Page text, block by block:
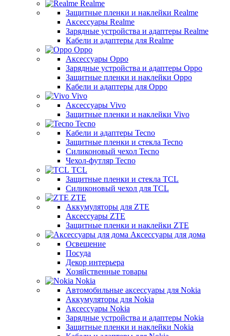
Realme
Защитные пленки и наклейки Realme
Аксессуары Realme
Зарядные устройства и адаптеры Realme
Кабели и адаптеры для Realme
Oppo
Аксессуары Oppo
Зарядные устройства и адаптеры Oppo
Защитные пленки и наклейки Oppo
Кабели и адаптеры для Oppo
Vivo
Аксессуары Vivo
Защитные пленки и наклейки Vivo
Tecno
Кабели и адаптеры Tecno
Защитные пленки и стекла Tecno
Силиконовый чехол Tecno
Чехол-футляр Tecno
TCL
Защитные пленки и стекла TCL
Силиконовый чехол для TCL
ZTE
Аккумуляторы для ZTE
Аксессуары ZTE
Защитные пленки и наклейки ZTE
Аксессуары для дома
Освещение
Посуда
Декор интерьера
Хозяйственные товары
Nokia
Автомобильные аксессуары для Nokia
Аккумуляторы для Nokia
Аксессуары Nokia
Зарядные устройства и адаптеры Nokia
Защитные пленки и наклейки Nokia